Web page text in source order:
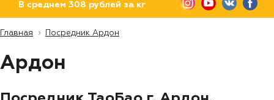
В среднем 308 рублей за кг
Главная Посредник Ардон
Ардон